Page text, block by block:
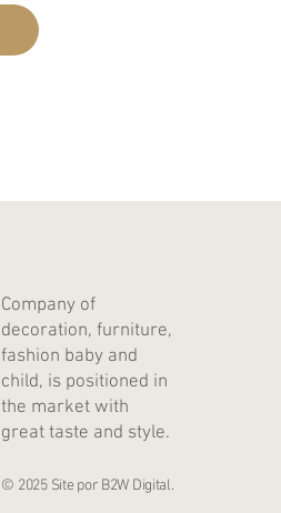
Company of
decoration, furniture,
fashion baby and
child, is positioned in
the market with
great taste and style.
© 2025 Site por B2W Digital.